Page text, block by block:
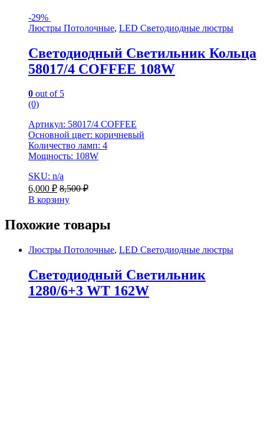
-29%
Люстры Потолочные, LED Светодиодные люстры
Светодиодный Светильник Кольца
58017/4 COFFEE 108W
0 out of 5
(0)
Артикул: 58017/4 COFFEE
Основной цвет: коричневый
Количество ламп: 4
Мощность: 108W
SKU: n/a
6,000 ₽ 8,500₽
В корзину
Похожие товары
Люстры Потолочные, LED Светодиодные люстры
Светодиодный Светильник
1280/6+3 WT 162W